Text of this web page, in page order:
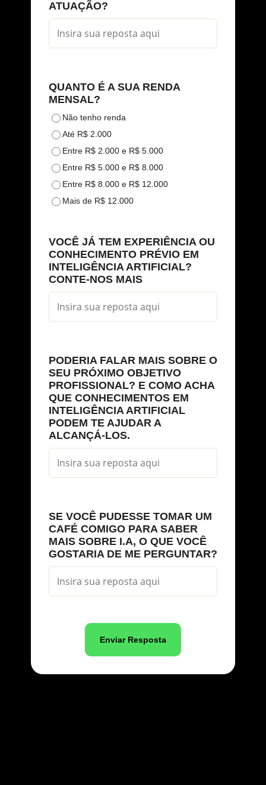
ATUAÇÃO?
QUANTO É A SUA RENDA
MENSAL?
Não tenho renda
Até R$ 2.000
Entre R$ 2.000 e R$ 5.000
Entre R$ 5.000 e R$ 8.000
Entre R$ 8.000 e R$ 12.000
Mais de R$ 12.000
VOCÊ JÁ TEM EXPERIÊNCIA OU
CONHECIMENTO PRÉVIO EM
INTELIGÊNCIA ARTIFICIAL?
CONTE-NOS MAIS
PODERIA FALAR MAIS SOBRE O
SEU PRÓXIMO OBJETIVO
PROFISSIONAL? E COMO ACHA
QUE CONHECIMENTOS EM
INTELIGÊNCIA ARTIFICIAL
PODEM TE AJUDAR A
ALCANÇÁ-LOS.
SE VOCÊ PUDESSE TOMAR UM
CAFÉ COMIGO PARA SABER
MAIS SOBRE I.A, O QUE VOCÊ
GOSTARIA DE ME PERGUNTAR?